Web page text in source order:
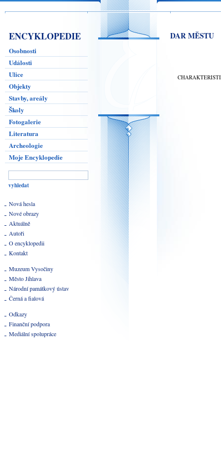
ENCYKLOPEDIE
Osobnosti
Události
Ulice
Objekty
Stavby, areály
Školy
Fotogalerie
Literatura
Archeologie
Moje Encyklopedie
Nová hesla
Nové obrazy
Aktuálně
Autoři
O encyklopedii
Kontakt
Muzeum Vysočiny
Město Jihlava
Národní památkový ústav
Černá a fialová
Odkazy
Finanční podpora
Mediální spolupráce
DAR MĚSTU